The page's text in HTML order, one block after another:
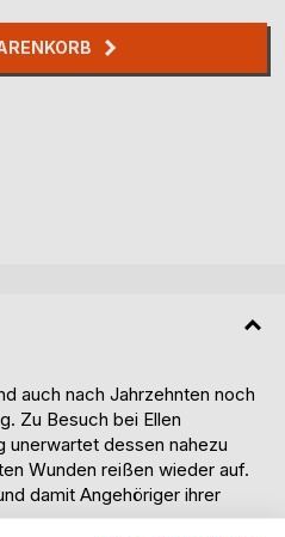
auch nach Jahrzehnten noch
Zu Besuch bei Ellen
unerwartet dessen nahezu
Wunden reißen wieder auf.
damit Angehöriger ihrer